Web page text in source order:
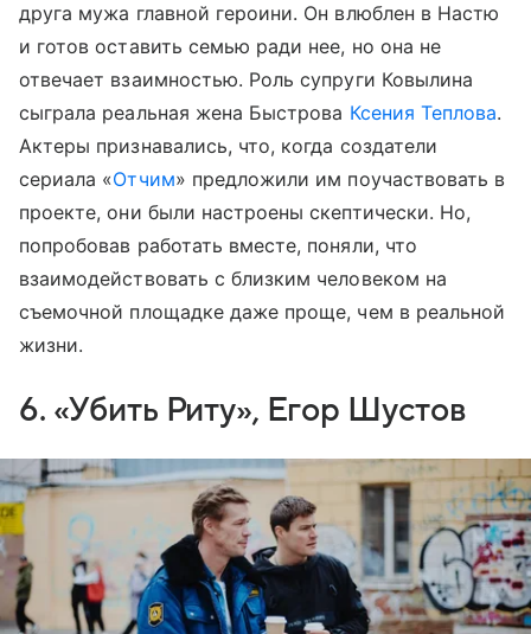
друга мужа главной героини. Он влюблен в Настю
и готов оставить семью ради нее, но она не
отвечает взаимностью. Роль супруги Ковылина
сыграла реальная жена Быстрова Ксения Теплова.
Актеры признавались, что, когда создатели
сериала «Отчим» предложили им поучаствовать в
проекте, они были настроены скептически. Но,
попробовав работать вместе, поняли, что
взаимодействовать с близким человеком на
съемочной площадке даже проще, чем в реальной
жизни.
6. «Убить Риту», Егор Шустов